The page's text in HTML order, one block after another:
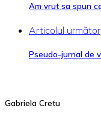
Am vrut sa spun
Articolul următor
Pseudo-jurnal de
Gabriela Cretu